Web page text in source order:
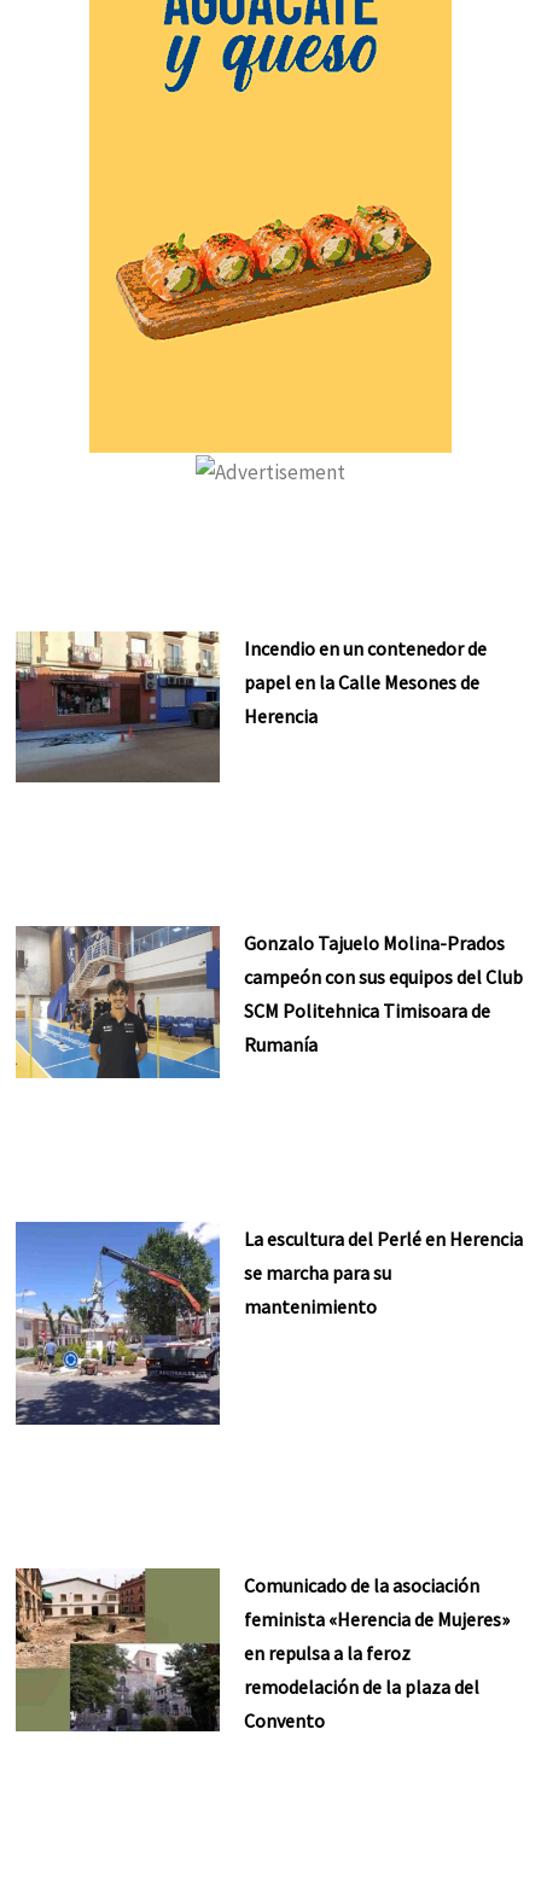
Incendio en un contenedor de
papel en la Calle Mesones de
Herencia
Gonzalo Tajuelo Molina-Prados
campeón con sus equipos del Club
SCM Politehnica Timisoara de
Rumanía
La escultura del Perlé en Herencia
se marcha para su
mantenimiento
Comunicado de la asociación
feminista «Herencia de Mujeres»
en repulsa a la feroz
remodelación de la plaza del
Convento